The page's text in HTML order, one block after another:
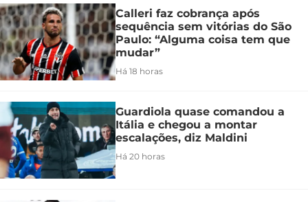
Calleri faz cobrança após
sequência sem vitórias do São
Paulo: “Alguma coisa tem que
mudar”
Há 18 horas
Guardiola quase comandou a
Itália e chegou a montar
escalações, diz Maldini
Há 20 horas